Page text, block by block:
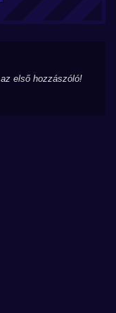
első hozzászóló!